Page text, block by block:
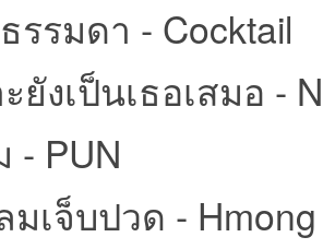
รรมดา - Cocktail
ยังเป็นเธอเสมอ -
- PUN
เจ็บปวด -